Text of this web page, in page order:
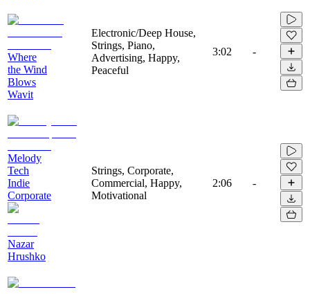
Where
the Wind
Blows
Wavit
Electronic/Deep House,
Strings, Piano,
Advertising, Happy,
Peaceful
3:02 -
Melody
Tech
Indie
Corporate
Nazar
Hrushko
Strings, Corporate,
Commercial, Happy,
Motivational
2:06 -